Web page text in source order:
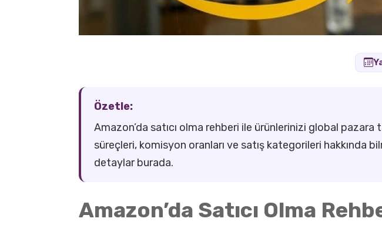
Özetle:
Amazon’da satıcı olma rehberi ile ürünlerinizi global pazara
süreçleri, komisyon oranları ve satış kategorileri hakkında
detaylar burada.
Amazon’da Satıcı Olma